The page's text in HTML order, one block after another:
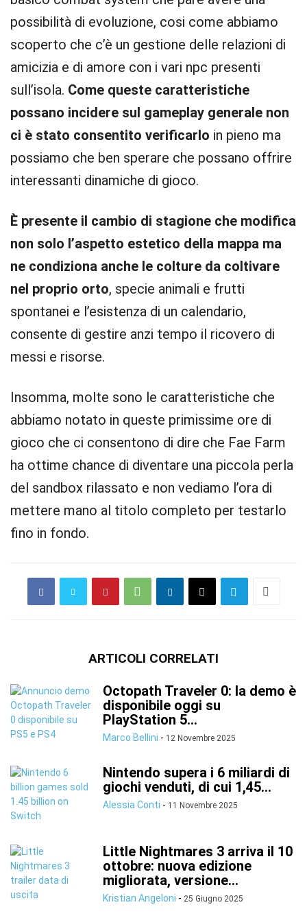
possibilità di evoluzione, cosi come abbiamo
scoperto che c’è un gestione delle relazioni di
amicizia e di amore con i vari npc presenti
sull’isola. Come queste caratteristiche
possano incidere sul gameplay generale non
ci è stato consentito verificarlo in pieno ma
possiamo che ben sperare che possano offrire
interessanti dinamiche di gioco.
È presente il cambio di stagione che modifica
non solo l’aspetto estetico della mappa ma
ne condiziona anche le colture da coltivare
nel proprio orto, specie animali e frutti
spontanei e l’esistenza di un calendario,
consente di gestire anzi tempo il ricovero di
messi e risorse.
Insomma, molte sono le caratteristiche che
abbiamo notato in queste primissime ore di
gioco che ci consentono di dire che Fae Farm
ha ottime chance di diventare una piccola perla
del sandbox rilassato e non vediamo l’ora di
mettere mano al titolo completo per testarlo
fino in fondo.
ARTICOLI CORRELATI
Octopath Traveler 0: la demo è
disponibile oggi su
PlayStation 5...
Marco Bellini - 12 Novembre 2025
Nintendo supera i 6 miliardi di
giochi venduti, di cui 1,45...
Alessia Conti - 11 Novembre 2025
Little Nightmares 3 arriva il 10
ottobre: nuova edizione
migliorata, versione...
Kristian Angeloni - 25 Giugno 2025